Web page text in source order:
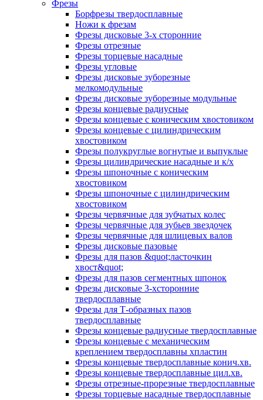
Фрезы
Борфрезы твердосплавные
Ножи к фрезам
Фрезы дисковые 3-х сторонние
Фрезы отрезные
Фрезы торцевые насадные
Фрезы угловые
Фрезы дисковые зуборезные
мелкомодульные
Фрезы дисковые зуборезные модульные
Фрезы концевые радиусные
Фрезы концевые с коническим хвостовиком
Фрезы концевые с цилиндрическим
хвостовиком
Фрезы полукруглые вогнутые и выпуклые
Фрезы цилиндрические насадные и к/х
Фрезы шпоночные с коническим
хвостовиком
Фрезы шпоночные с цилиндрическим
хвостовиком
Фрезы червячные для зубчатых колес
Фрезы червячные для зубьев звездочек
Фрезы червячные для шлицевых валов
Фрезы дисковые пазовые
Фрезы для пазов &quot;ласточкин
хвост&quot;
Фрезы для пазов сегментных шпонок
Фрезы дисковые 3-хсторонние
твердосплавные
Фрезы для Т-образных пазов
твердосплавные
Фрезы концевые радиусные твердосплавные
Фрезы концевые с механическим
креплением твердосплавны хпластин
Фрезы концевые твердосплавные конич.хв.
Фрезы концевые твердосплавные цил.хв.
Фрезы отрезные-прорезные твердосплавные
Фрезы торцевые насадные твердосплавные